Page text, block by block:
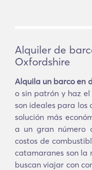
Alquiler de
Oxfordshire
Alquila un barco en
o sin patrón y haz el
son ideales para los
solución más
a un gran número
costos de
catamaranes son la
buscan viajar con